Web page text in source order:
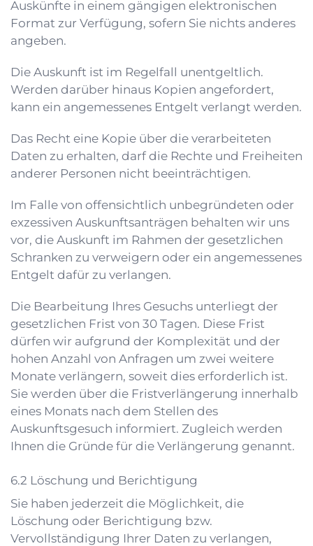
Auskünfte in einem gängigen elektronischen
Format zur Verfügung, sofern Sie nichts anderes
angeben.
Die Auskunft ist im Regelfall unentgeltlich.
Werden darüber hinaus Kopien angefordert,
kann ein angemessenes Entgelt verlangt werden.
Das Recht eine Kopie über die verarbeiteten
Daten zu erhalten, darf die Rechte und Freiheiten
anderer Personen nicht beeinträchtigen.
Im Falle von offensichtlich unbegründeten oder
exzessiven Auskunftsanträgen behalten wir uns
vor, die Auskunft im Rahmen der gesetzlichen
Schranken zu verweigern oder ein angemessenes
Entgelt dafür zu verlangen.
Die Bearbeitung Ihres Gesuchs unterliegt der
gesetzlichen Frist von 30 Tagen. Diese Frist
dürfen wir aufgrund der Komplexität und der
hohen Anzahl von Anfragen um zwei weitere
Monate verlängern, soweit dies erforderlich ist.
Sie werden über die Fristverlängerung innerhalb
eines Monats nach dem Stellen des
Auskunftsgesuch informiert. Zugleich werden
Ihnen die Gründe für die Verlängerung genannt.
Löschung und Berichtigung
Sie haben jederzeit die Möglichkeit, die
Löschung oder Berichtigung bzw.
Vervollständigung Ihrer Daten zu verlangen,